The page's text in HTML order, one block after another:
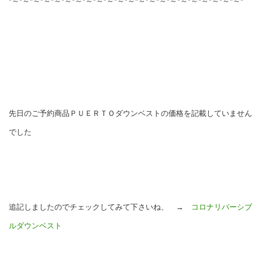
先日のご予約商品ＰＵＥＲＴＯダウンベストの価格を記載していません
でした
追記しましたのでチェックしてみて下さいね、 → コロナリバーシブ
ルダウンベスト